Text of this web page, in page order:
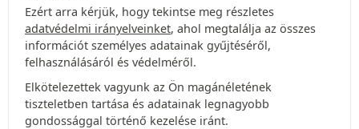
Ezért arra kérjük, hogy tekintse meg részletes
adatvédelmi irányelveinket, ahol megtalálja az összes
információt személyes adatainak gyűjtéséről,
felhasználásáról és védelméről.
Elkötelezettek vagyunk az Ön magánéletének
tiszteletben tartása és adatainak legnagyobb
gondossággal történő kezelése iránt.